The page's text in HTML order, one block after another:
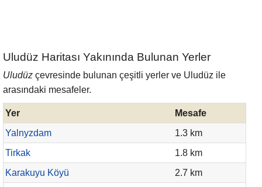
Uludüz Haritası Yakınında Bulunan Yerler
Uludüz çevresinde bulunan çeşitli yerler ve Uludüz ile
arasındaki mesafeler.
Yer
Mesafe
Yalnyzdam
1.3 km
Tirkak
1.8 km
Karakuyu Köyü
2.7 km